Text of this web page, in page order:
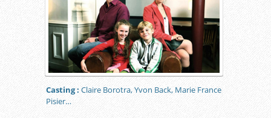
Casting : Claire Borotra, Yvon Back, Marie France
Pisier…